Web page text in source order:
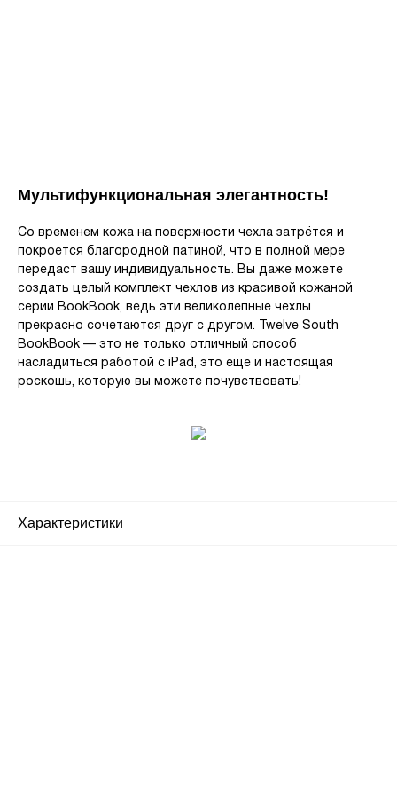
Мультифункциональная элегантность!
Со временем кожа на поверхности чехла затрётся и
покроется благородной патиной, что в полной мере
передаст вашу индивидуальность. Вы даже можете
создать целый комплект чехлов из красивой кожаной
серии BookBook, ведь эти великолепные чехлы
прекрасно сочетаются друг с другом. Twelve South
BookBook — это не только отличный способ
насладиться работой с iPad, это еще и настоящая
роскошь, которую вы можете почувствовать!
Характеристики